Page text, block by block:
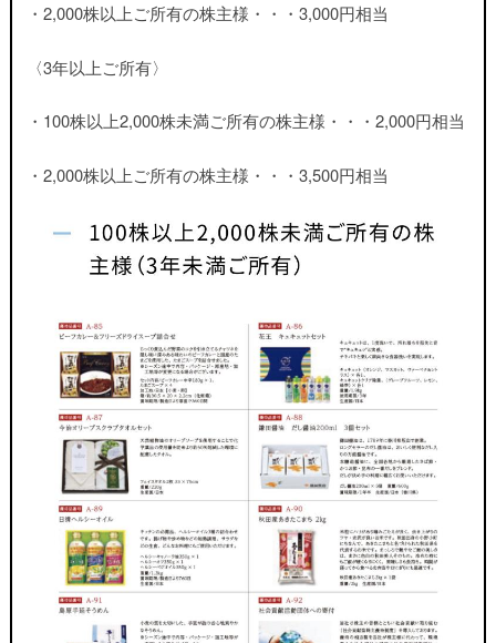
・2,000株以上ご所有の株主様・・・3,000円相当
〈3年以上ご所有〉
・100株以上2,000株未満ご所有の株主様・・・2,000円相当
・2,000株以上ご所有の株主様・・・3,500円相当